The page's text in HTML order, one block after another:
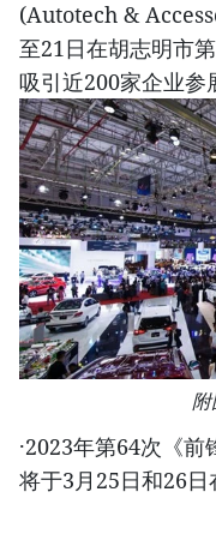
(Autotech &
至21日在胡志明市
吸引近200家企业参
·2023年第64次《
将于3月25日和26日